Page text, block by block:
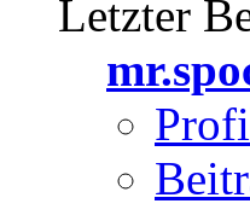
Letzter